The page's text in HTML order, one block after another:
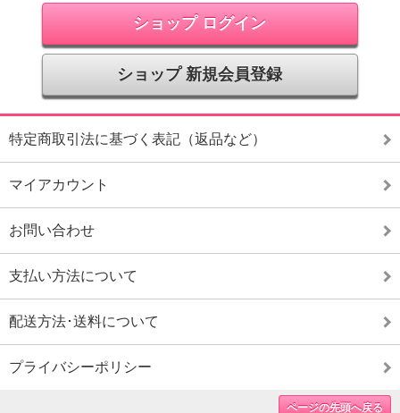
ショップ ログイン
ショップ 新規会員登録
特定商取引法に基づく表記（返品など）
マイアカウント
お問い合わせ
支払い方法について
配送方法･送料について
プライバシーポリシー
ページの先頭へ戻る